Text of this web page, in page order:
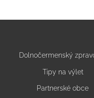
Dolnočermenský
Tipy na výlet
Partnerské obce